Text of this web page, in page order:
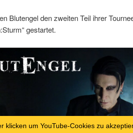
Blutengel den zweiten Teil ihrer
gestartet.
klicken um YouTube-Cookies zu